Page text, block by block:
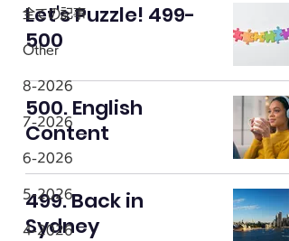
全ての記事
Other
8-2026
7-2026
6-2026
5-2026
4-2026
Let's Puzzle! 499-
500
500. English
Content
499. Back in
Sydney